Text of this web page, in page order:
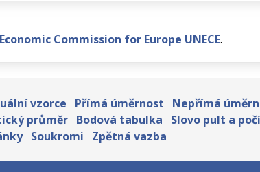
Commission for Europe UNECE.
vzorce Přímá úměrnost Nepřímá
průměr Bodová tabulka Slovo pult a
Soukromi Zpětná vazba